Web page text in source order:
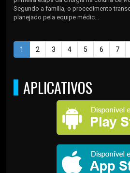
Segundo a família, o procedimento
planejado pela equipe médic...
1 2 3 4 5 6 7
APLICATIVOS